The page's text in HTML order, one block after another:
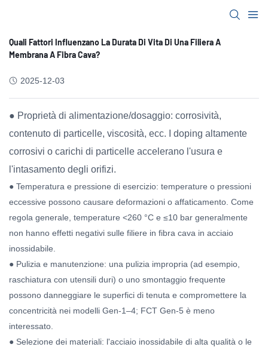
Quali Fattori Influenzano La Durata Di Vita Di Una Filiera A
Membrana A Fibra Cava?
2025-12-03
● Proprietà di alimentazione/dosaggio: corrosività,
contenuto di particelle, viscosità, ecc. I doping altamente
corrosivi o carichi di particelle accelerano l'usura e
l'intasamento degli orifizi.
● Temperatura e pressione di esercizio: temperature o pressioni
eccessive possono causare deformazioni o affaticamento. Come
regola generale, temperature <260 °C e ≤10 bar generalmente
non hanno effetti negativi sulle filiere in fibra cava in acciaio
inossidabile.
● Pulizia e manutenzione: una pulizia impropria (ad esempio,
raschiatura con utensili duri) o uno smontaggio frequente
possono danneggiare le superfici di tenuta e compromettere la
concentricità nei modelli Gen-1–4; FCT Gen-5 è meno
interessato.
● Selezione dei materiali: l'acciaio inossidabile di alta qualità o le